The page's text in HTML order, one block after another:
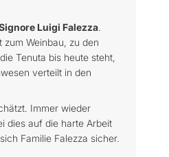
Luigi Falezza.
Weinbau, zu den
Tenuta bis heute steht,
verteilt in den
Immer wieder
dies auf die harte Arbeit
Familie Falezza sicher.